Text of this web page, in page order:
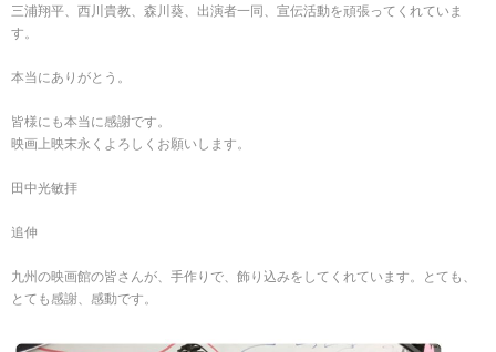
三浦翔平、西川貴教、森川葵、出演者一同、宣伝活動を頑張ってくれていま
す。
本当にありがとう。
皆様にも本当に感謝です。
映画上映末永くよろしくお願いします。
田中光敏拝
追伸
九州の映画館の皆さんが、手作りで、飾り込みをしてくれています。とても、
とても感謝、感動です。